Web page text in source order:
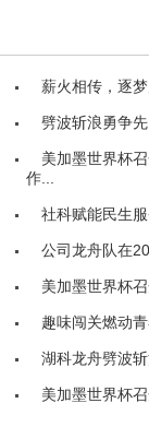
薪火相传，逐
劈波斩浪勇争
美加墨世界杯
作...
社科赋能民生
公司龙舟队在
美加墨世界杯
趣味闯关燃动
湖科龙舟劈波
美加墨世界杯